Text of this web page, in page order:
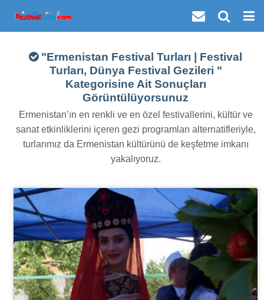
"Ermenistan Festival Turları | Festival
Turları, Dünya Festival Gezileri "
Kategorisine Ait Sonuçları
Görüntülüyorsunuz
Ermenistan’ın en renkli ve en özel festivallerini, kültür ve
sanat etkinliklerini içeren gezi programları alternatifleriyle,
turlarımız da Ermenistan kültürünü de keşfetme imkanı
yakalıyoruz.